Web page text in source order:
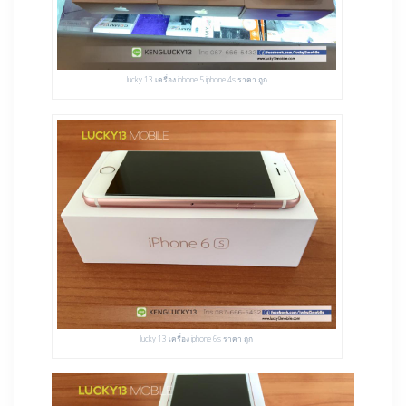
lucky 13 เครื่อง iphone 5 iphone 4s ราคา ถูก
lucky 13 เครื่อง iphone 6s ราคา ถูก